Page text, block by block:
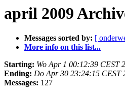
april 2009
Messages sorted by: [
More info on this list...
Starting: Wo Apr 1 00:12:39 CEST
Ending: Do Apr 30 23:24:15 CEST
Messages: 127